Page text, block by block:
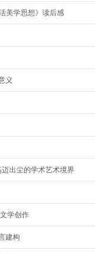
美学思想》读后感
义
出尘的学术艺术境界
学创作
建构